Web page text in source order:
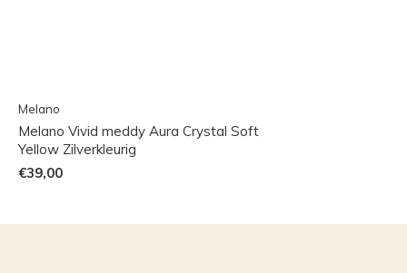
Melano
Melano Vivid meddy Aura Crystal Soft
Yellow Zilverkleurig
€39,00